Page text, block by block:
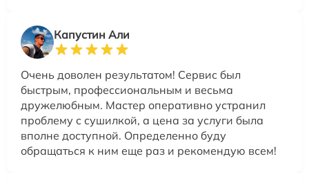
Капустин Али
Очень доволен результатом! Сервис был
быстрым, профессиональным и весьма
дружелюбным. Мастер оперативно устранил
проблему с сушилкой, а цена за услуги была
вполне доступной. Определенно буду
обращаться к ним еще раз и рекомендую всем!